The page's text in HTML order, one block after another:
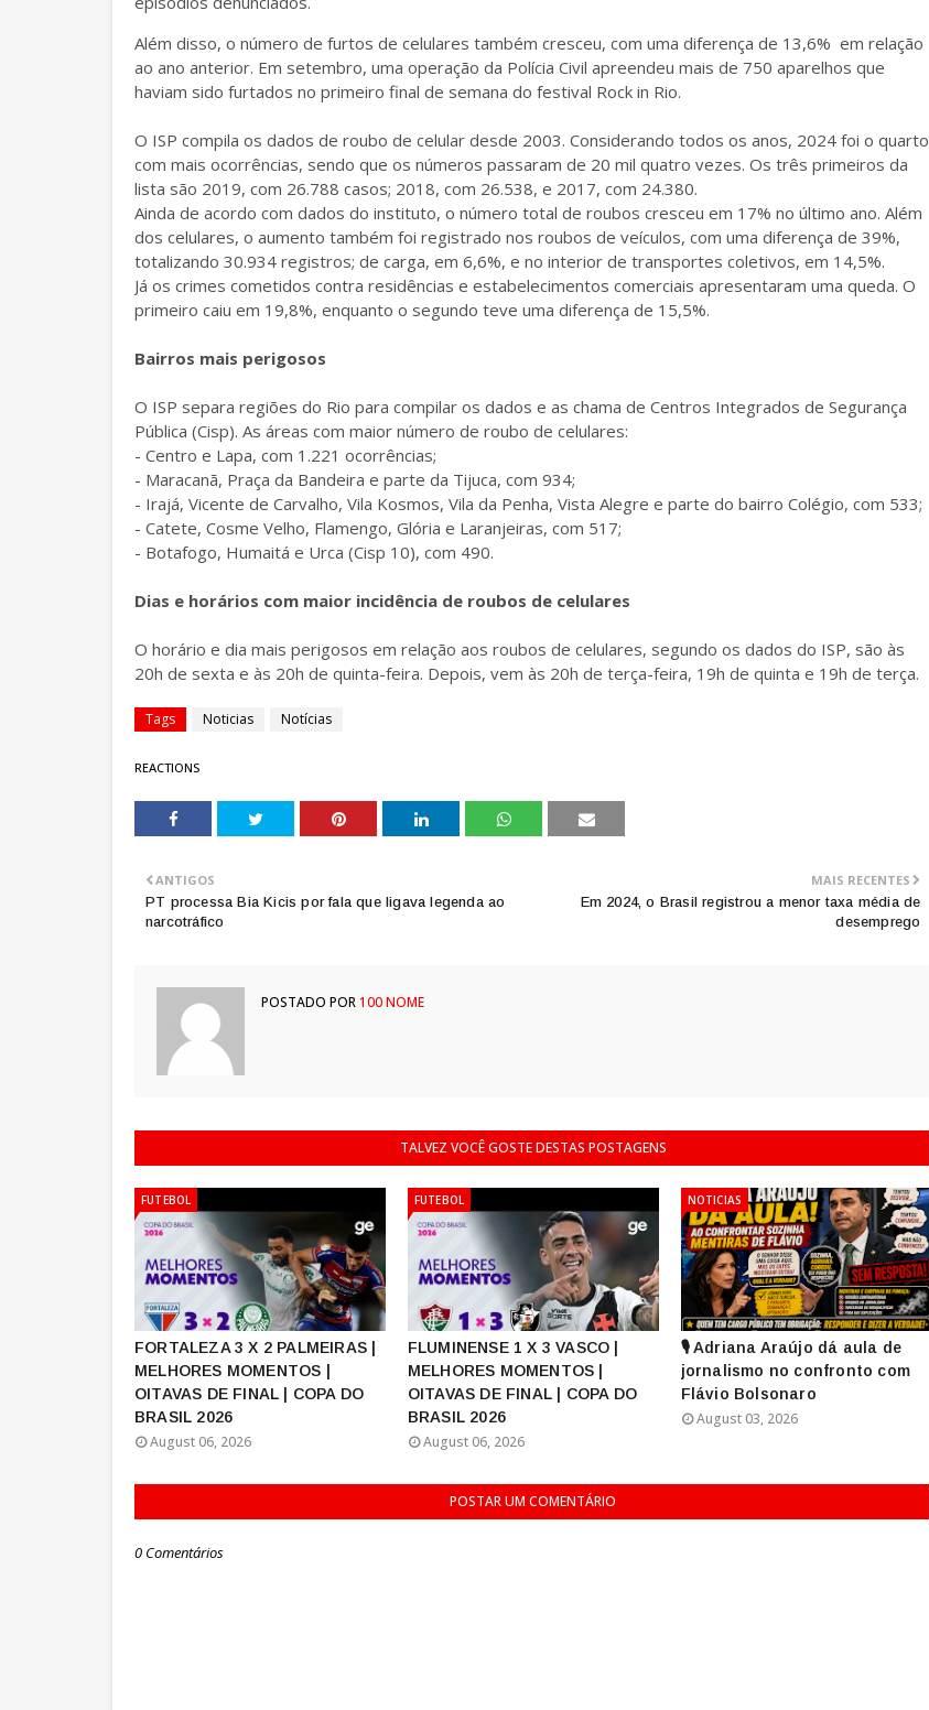
Além disso, o número de furtos de celulares também cresceu, com uma diferença de 13,6% em relação
ao ano anterior. Em setembro, uma operação da Polícia Civil apreendeu mais de 750 aparelhos que
haviam sido furtados no primeiro final de semana do festival Rock in Rio.
O ISP compila os dados de roubo de celular desde 2003. Considerando todos os anos, 2024 foi o quarto
com mais ocorrências, sendo que os números passaram de 20 mil quatro vezes. Os três primeiros da
lista são 2019, com 26.788 casos; 2018, com 26.538, e 2017, com 24.380.
Ainda de acordo com dados do instituto, o número total de roubos cresceu em 17% no último ano. Além
dos celulares, o aumento também foi registrado nos roubos de veículos, com uma diferença de 39%,
totalizando 30.934 registros; de carga, em 6,6%, e no interior de transportes coletivos, em 14,5%.
Já os crimes cometidos contra residências e estabelecimentos comerciais apresentaram uma queda. O
primeiro caiu em 19,8%, enquanto o segundo teve uma diferença de 15,5%.
Bairros mais perigosos
O ISP separa regiões do Rio para compilar os dados e as chama de Centros Integrados de Segurança
Pública (Cisp). As áreas com maior número de roubo de celulares:
- Centro e Lapa, com 1.221 ocorrências;
- Maracanã, Praça da Bandeira e parte da Tijuca, com 934;
- Irajá, Vicente de Carvalho, Vila Kosmos, Vila da Penha, Vista Alegre e parte do bairro Colégio, com 533;
- Catete, Cosme Velho, Flamengo, Glória e Laranjeiras, com 517;
- Botafogo, Humaitá e Urca (Cisp 10), com 490.
Dias e horários com maior incidência de roubos de celulares
O horário e dia mais perigosos em relação aos roubos de celulares, segundo os dados do ISP, são às
20h de sexta e às 20h de quinta-feira. Depois, vem às 20h de terça-feira, 19h de quinta e 19h de terça.
Tags Noticias Notícias
REACTIONS
MAIS RECENTES
Em 2024, o Brasil registrou a menor taxa média de
desemprego
ANTIGOS
PT processa Bia Kicis por fala que ligava legenda ao
narcotráfico
POSTADO POR100 NOME
TALVEZ VOCÊ GOSTE DESTAS POSTAGENS
FUTEBOL
FORTALEZA 3 X 2 PALMEIRAS |
MELHORES MOMENTOS |
OITAVAS DE FINAL | COPA DO
BRASIL 2026
August 06, 2026
FUTEBOL
FLUMINENSE 1 X 3 VASCO |
MELHORES MOMENTOS |
OITAVAS DE FINAL | COPA DO
BRASIL 2026
August 06, 2026
NOTICIAS
🎙️ Adriana Araújo dá aula de
jornalismo no confronto com
Flávio Bolsonaro
August 03, 2026
POSTAR UM COMENTÁRIO
0 Comentários